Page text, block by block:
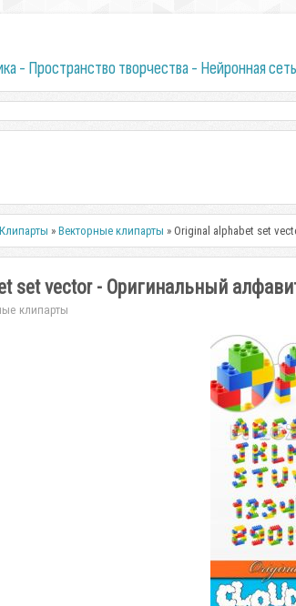
- Пространство творчества - Нейронная сеть
Клипарты »Векторные клипарты » Original alphabet set
set vector - Оригинальный
клипарты